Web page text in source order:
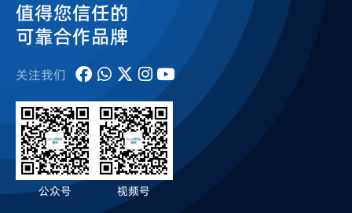
值得您信任的
可靠合作品牌
关注我们
公众号 视频号